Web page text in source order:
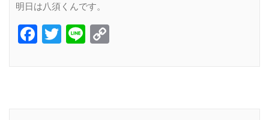
明日は八須くんです。
Facebook
Twitter
Line